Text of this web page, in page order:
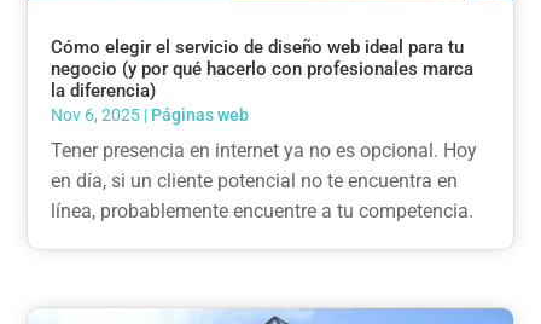
Cómo elegir el servicio de diseño web ideal para tu
negocio (y por qué hacerlo con profesionales marca
la diferencia)
Nov 6, 2025 | Páginas web
Tener presencia en internet ya no es opcional. Hoy
en día, si un cliente potencial no te encuentra en
línea, probablemente encuentre a tu competencia.